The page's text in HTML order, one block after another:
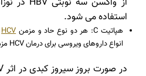
استفاده می شود.
هپاتیت C: هر دو نوع حاد و مزمن HCV
انواع داروهای ویروسی برای درمان HCV مزمن استفاده می شود.